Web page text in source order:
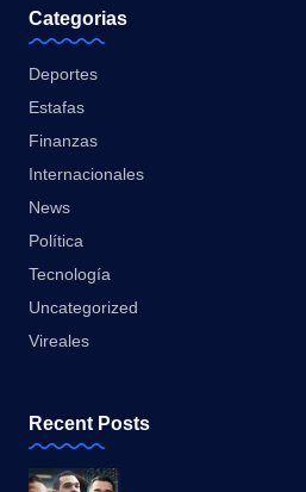
Categorias
Deportes
Estafas
Finanzas
Internacionales
News
Política
Tecnología
Uncategorized
Vireales
Recent Posts